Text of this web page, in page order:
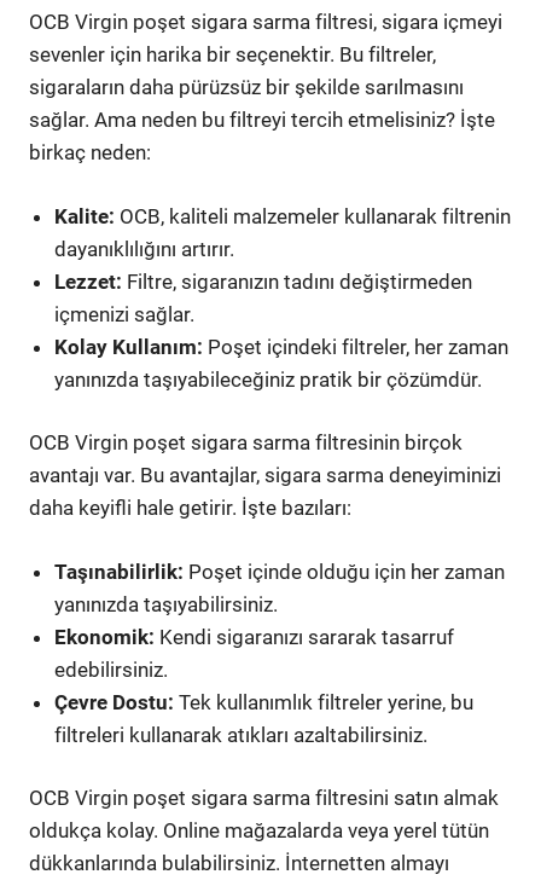
OCB Virgin poşet sigara sarma filtresi, sigara içmeyi
sevenler için harika bir seçenektir. Bu filtreler,
sigaraların daha pürüzsüz bir şekilde sarılmasını
sağlar. Ama neden bu filtreyi tercih etmelisiniz? İşte
birkaç neden:
Kalite: OCB, kaliteli malzemeler kullanarak filtrenin
dayanıklılığını artırır.
Lezzet: Filtre, sigaranızın tadını değiştirmeden
içmenizi sağlar.
Kolay Kullanım: Poşet içindeki filtreler, her zaman
yanınızda taşıyabileceğiniz pratik bir çözümdür.
OCB Virgin poşet sigara sarma filtresinin birçok
avantajı var. Bu avantajlar, sigara sarma deneyiminizi
daha keyifli hale getirir. İşte bazıları:
Taşınabilirlik: Poşet içinde olduğu için her zaman
yanınızda taşıyabilirsiniz.
Ekonomik: Kendi sigaranızı sararak tasarruf
edebilirsiniz.
Çevre Dostu: Tek kullanımlık filtreler yerine, bu
filtreleri kullanarak atıkları azaltabilirsiniz.
OCB Virgin poşet sigara sarma filtresini satın almak
oldukça kolay. Online mağazalarda veya yerel tütün
dükkanlarında bulabilirsiniz. İnternetten almayı